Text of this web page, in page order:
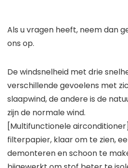
Als u vragen heeft, neem dan
ons op.
De windsnelheid met drie
verschillende gevoelens met
slaapwind, de andere is de
zijn de normale wind.
[Multifunctionele
filterpapier, klaar om te zien,
demonteren en schoon te